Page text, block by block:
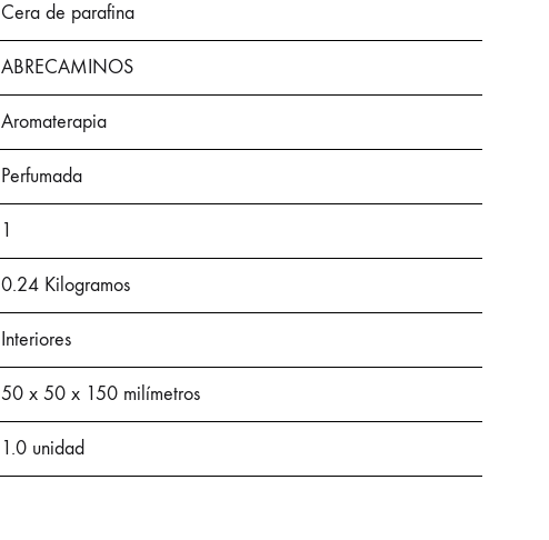
Cera de parafina
ABRECAMINOS
Aromaterapia
Perfumada
1
0.24 Kilogramos
Interiores
50 x 50 x 150 milímetros
1.0 unidad